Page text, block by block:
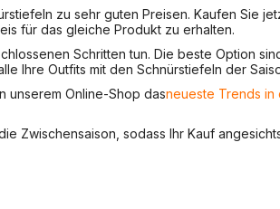
zu sehr guten Preisen. Kaufen Sie
für das gleiche Produkt zu erhalten.
Schritten tun. Die beste Option
Ihre Outfits mit den Schnürstiefeln der
unserem Online-Shop dasneueste Trends in
Zwischensaison, sodass Ihr Kauf